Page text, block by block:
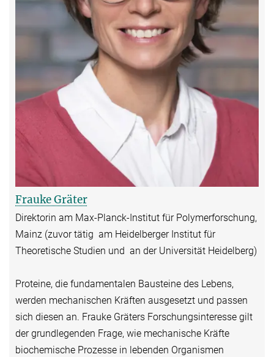
Frauke Gräter
Direktorin am Max-Planck-Institut für Polymerforschung,
Mainz (zuvor tätig am Heidelberger Institut für
Theoretische Studien und an der Universität Heidelberg)
Proteine, die fundamentalen Bausteine des Lebens,
werden mechanischen Kräften ausgesetzt und passen
sich diesen an. Frauke Gräters Forschungsinteresse gilt
der grundlegenden Frage, wie mechanische Kräfte
biochemische Prozesse in lebenden Organismen